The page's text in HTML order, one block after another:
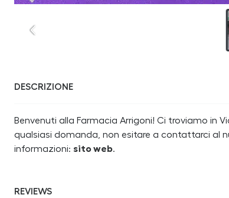
DESCRIZIONE
Benvenuti alla Farmacia Arrigoni! Ci troviamo in
qualsiasi domanda, non esitare a contattarci al
informazioni: sito web.
REVIEWS